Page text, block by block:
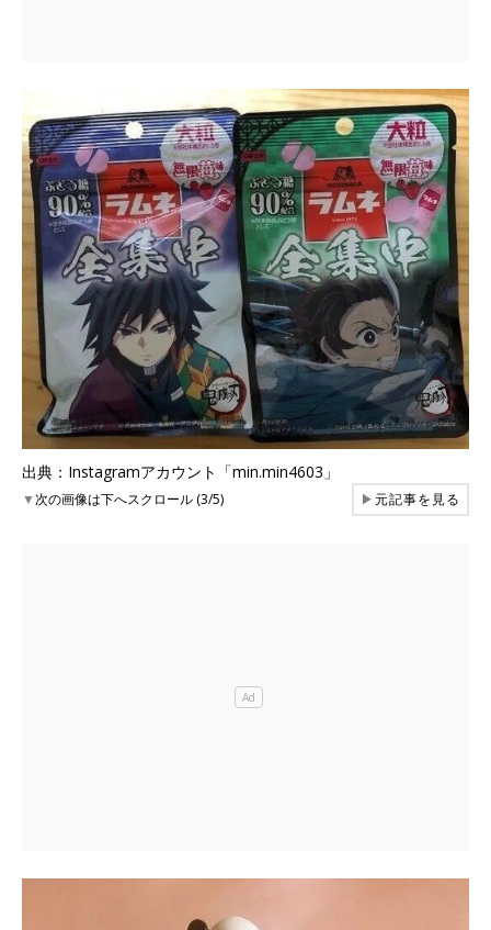
出典：Instagramアカウント「min.min4603」
▼次の画像は下へスクロール (3/5) ▶元記事を見る